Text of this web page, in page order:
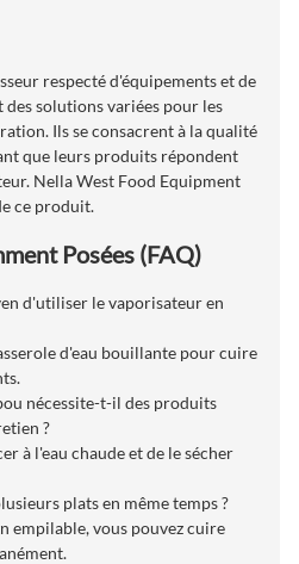
respecté d'équipements et de
solutions variées pour les
Ils se consacrent à la qualité
que leurs produits répondent
Nella West Food Equipment
ce produit.
Posées (FAQ)
d'utiliser le vaporisateur en
d'eau bouillante pour cuire
nécessite-t-il des produits
?
à l'eau chaude et de le sécher
plats en même temps ?
empilable, vous pouvez cuire